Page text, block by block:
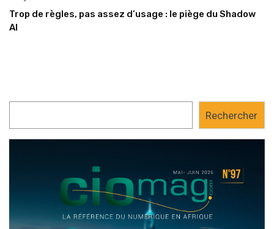
Trop de règles, pas assez d’usage : le piège du Shadow
AI
Rechercher